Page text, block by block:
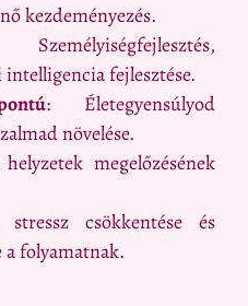
kezdeményezés.
fejlesztése.
: Életegyensúlyod
növelése.
megelőzésének
csökkentése és
a folyamatnak.